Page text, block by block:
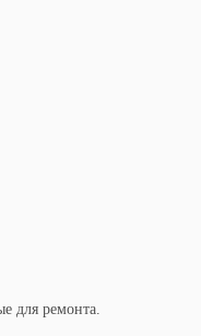
для ремонта.